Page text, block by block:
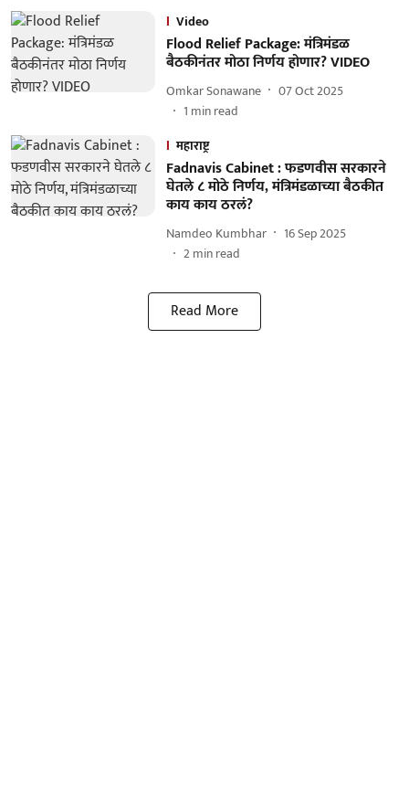
Video
Flood Relief Package: मंत्रिमंडळ
बैठकीनंतर मोठा निर्णय होणार? VIDEO
Omkar Sonawane
07 Oct 2025
1 min read
महाराष्ट्र
Fadnavis Cabinet : फडणवीस सरकारने
घेतले ८ मोठे निर्णय, मंत्रिमंडळाच्या बैठकीत
काय काय ठरलं?
Namdeo Kumbhar
16 Sep 2025
2min read
Read More